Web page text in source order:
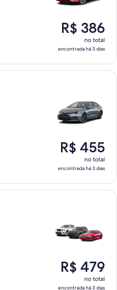
R$ 386
no total
encontrada há 3 dias
R$ 455
no total
encontrada há 3 dias
R$ 479
no total
encontrada há 3 dias